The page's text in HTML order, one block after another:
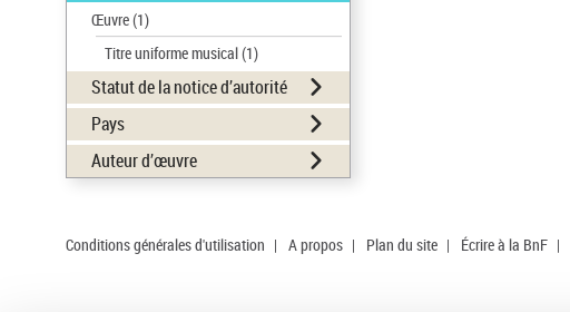
Œuvre(1)
Titre uniforme musical(1)
Statut de la notice d’autorité
Pays
Auteur d’œuvre
Conditions générales d'utilisation | A propos | Plan du site | Écrire à la BnF |